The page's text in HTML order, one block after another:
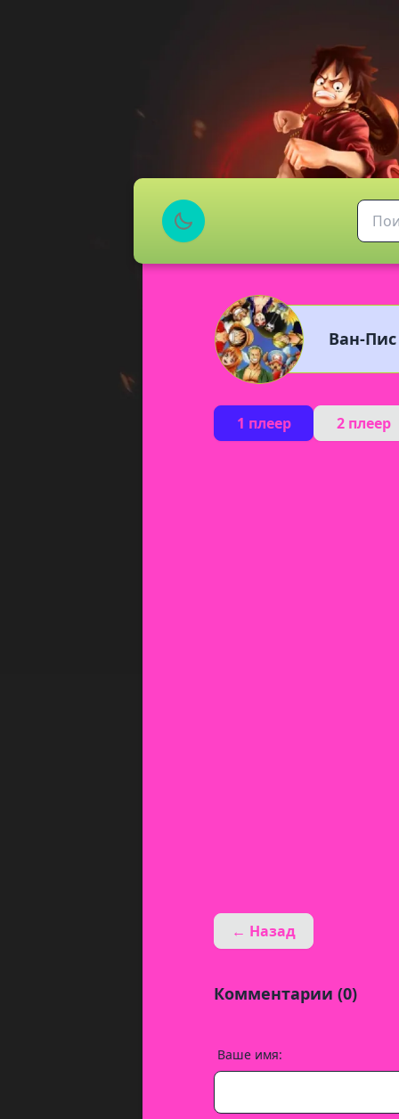
Ван-
1 плеер 2 плеер
← Назад
Комментарии (0)
Ваше имя: